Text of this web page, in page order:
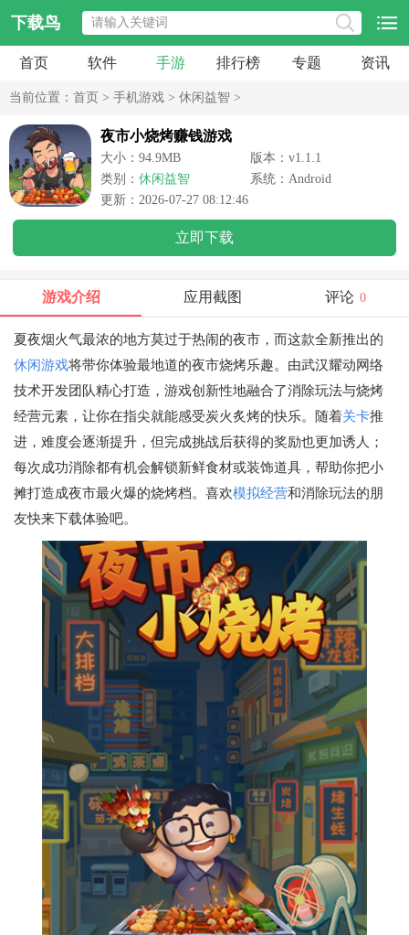
下载鸟
首页 软件 手游 排行榜 专题 资讯
当前位置： 首页 > 手机游戏 > 休闲益智 >
夜市小烧烤赚钱游戏
大小：94.9MB
版本：v1.1.1
类别： 休闲益智
系统：Android
更新：2026-07-27 08:12:46
立即下载
游戏介绍 应用截图 评论 0
夏夜烟火气最浓的地方莫过于热闹的夜市，而这款全新推出的
休闲游戏将带你体验最地道的夜市烧烤乐趣。由武汉耀动网络
技术开发团队精心打造，游戏创新性地融合了消除玩法与烧烤
经营元素，让你在指尖就能感受炭火炙烤的快乐。随着关卡推
进，难度会逐渐提升，但完成挑战后获得的奖励也更加诱人；
每次成功消除都有机会解锁新鲜食材或装饰道具，帮助你把小
摊打造成夜市最火爆的烧烤档。喜欢模拟经营和消除玩法的朋
友快来下载体验吧。